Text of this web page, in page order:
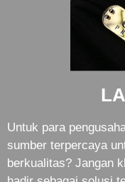
Untuk para
sumber terpercaya
berkualitas? Jangan